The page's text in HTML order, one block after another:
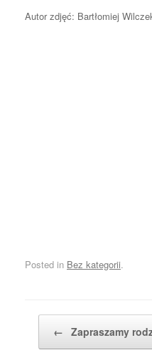
Autor zdjęć: Bartłomiej
Posted in Bez kategorii.
← Zapraszamy